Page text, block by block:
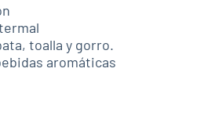
toalla y gorro.
aromáticas